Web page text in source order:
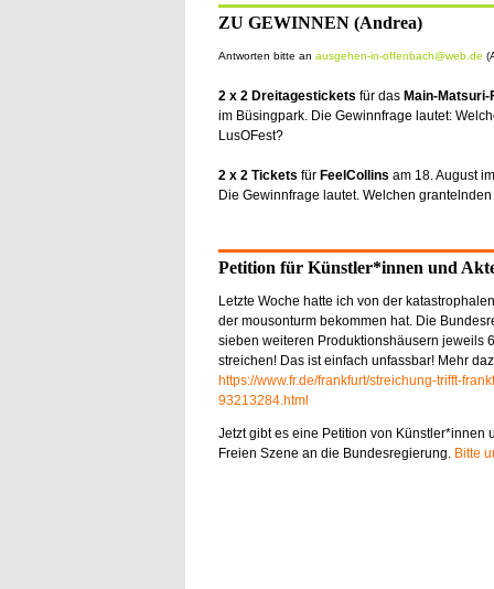
ZU GEWINNEN (Andrea)
Antworten bitte an ausgehen-in-offenbach@web.de
2 x 2 Dreitagestickets für das Main-
im Büsingpark. Die Gewinnfrage lautet:
LusOFest?
2 x 2 Tickets für FeelCollins am 18. August
Die Gewinnfrage lautet. Welchen
Petition für Künstler*innen und
Letzte Woche hatte ich von der
der mousonturm bekommen hat. Die
sieben weiteren Produktionshäusern jeweils
streichen! Das ist einfach unfassbar! Mehr
https://www.fr.de/frankfurt/streichung-trifft-
93213284.html
Jetzt gibt es eine Petition von Künstler*innen
Freien Szene an die Bundesregierung. Bitte